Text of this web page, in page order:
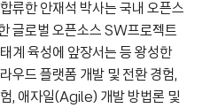
류한 안재석 박사는 국내 오픈스
글로벌 오픈소스 SW프로젝트
계 육성에 앞장서는 등 왕성한
우드 플랫폼 개발 및 전환 경험,
, 애자일(Agile) 개발 방법론 및